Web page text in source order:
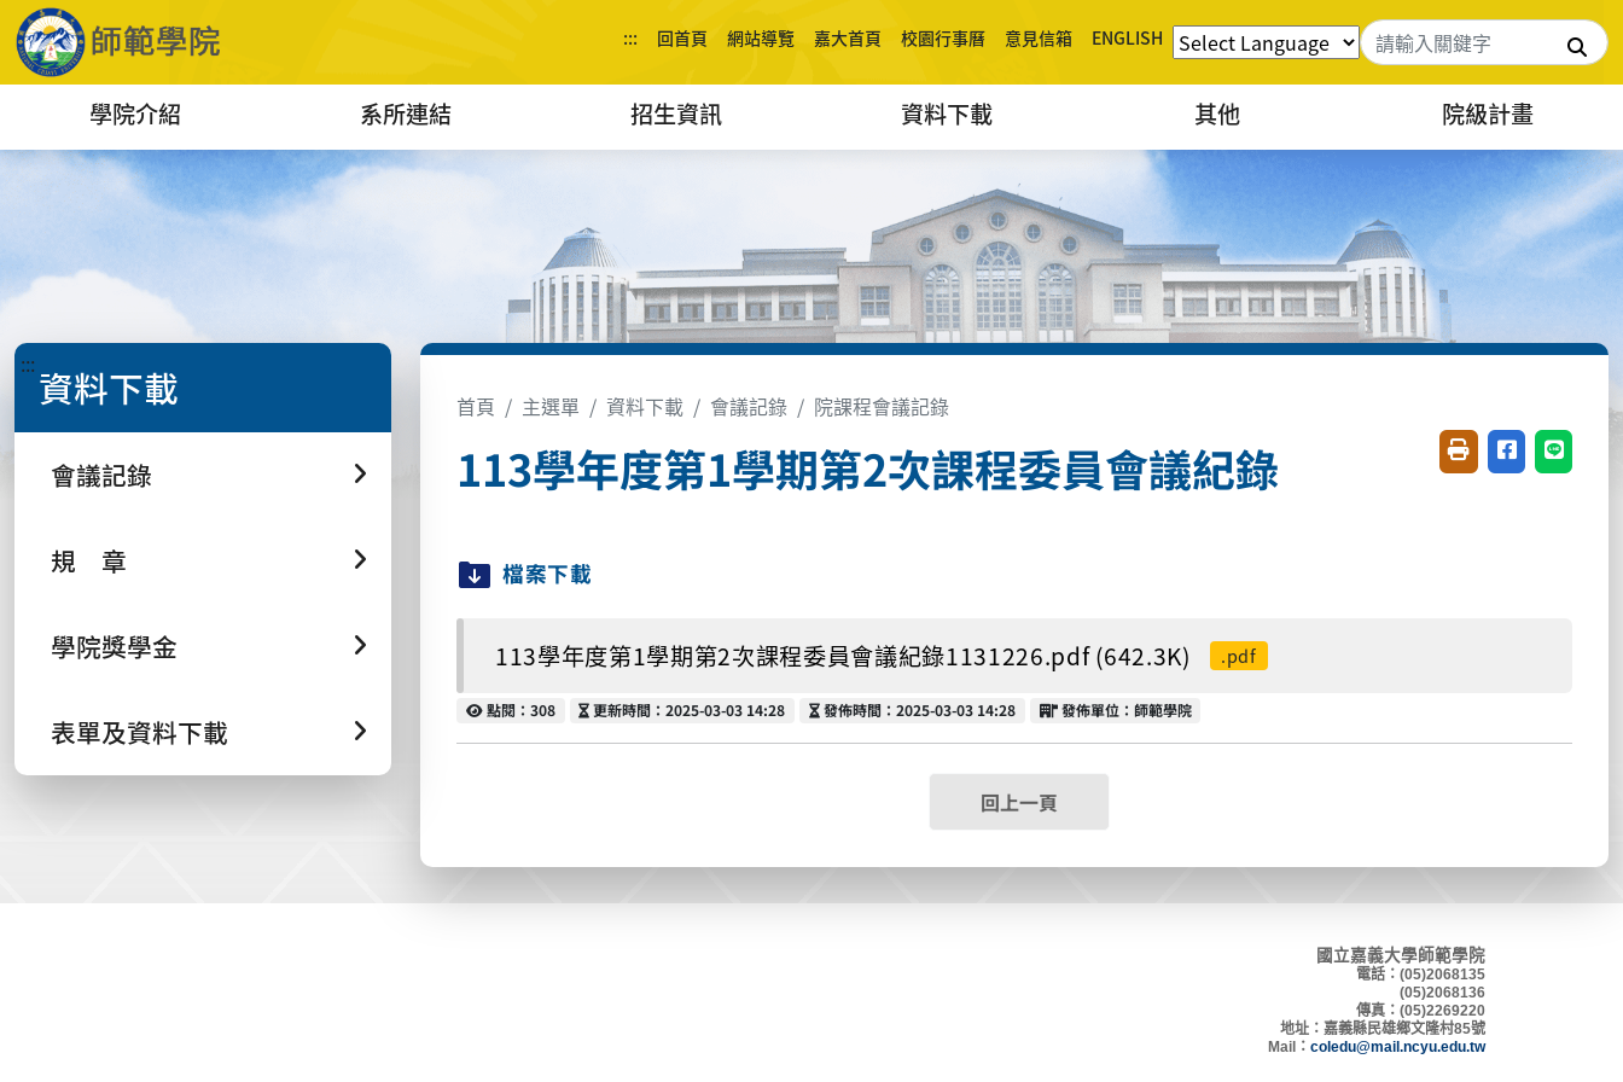
::: 回首頁 網站導覽 嘉大首頁 校園行事曆 意見信箱 ENGLISH 搜尋
學院介紹 系所連結 招生資訊 資料下載 其他 院級計畫
::: 資料下載
會議記錄
規 章
學院獎學金
表單及資料下載
首頁 主選單 資料下載 會議記錄 院課程會議記錄
113學年度第1學期第2次課程委員會議紀錄 友善列印(開新視窗)
分享至臉書(
分享至
檔案下載
113學年度第1學期第2次課程委員會議紀錄1131226.pdf (642.3K) .pdf
點閱
點閱：308 更新時間
更新時間：2025-03-03 14:28 發佈時間
發佈時間：2025-03-03 14:28 發佈單位
發佈單位：師範學院
回上一頁
國立嘉義大學師範學院
電話：(05)2068135
(05)2068136
傳真：(05)2269220
地址：嘉義縣民雄鄉文隆村85號
Mail： coledu@mail.ncyu.edu.tw